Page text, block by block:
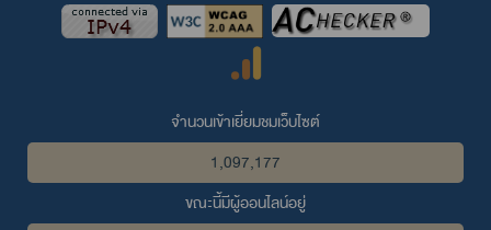
จำนวนเข้าเยี่ยมชมเว็บไซต์
1,097,177
ขณะนี้มีผู้ออนไลน์อยู่